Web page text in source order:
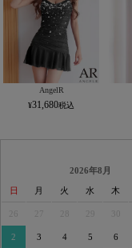
AngelR
31,680
2026年8月
日 月 火 水 木
29 30
2 3 4 5 6